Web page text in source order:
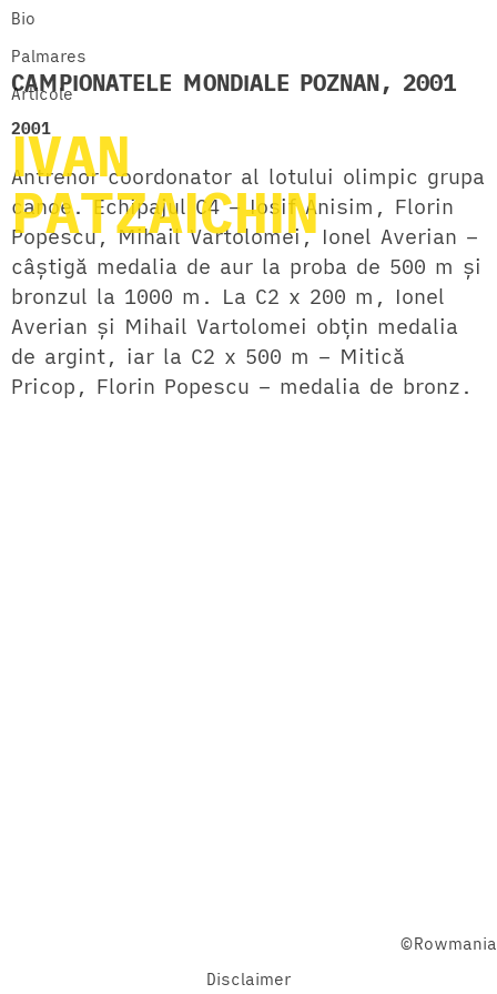
Bio
Palmares
Articole
IVAN
PATZAICHIN
CAMPIONATELE MONDIALE POZNAN, 2001
2001
Antrenor coordonator al lotului olimpic grupa
canoe. Echipajul C4 – Iosif Anisim, Florin
Popescu, Mihail Vartolomei, Ionel Averian –
câștigă medalia de aur la proba de 500 m și
bronzul la 1000 m. La C2 x 200 m, Ionel
Averian și Mihail Vartolomei obțin medalia
de argint, iar la C2 x 500 m – Mitică
Pricop, Florin Popescu – medalia de bronz.
©Rowmania
Disclaimer